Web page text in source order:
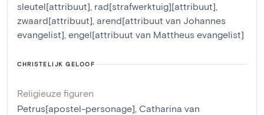
sleutel[attribuut], rad[strafwerktuig][attribuut],
zwaard[attribuut], arend[attribuut van Johannes
evangelist], engel[attribuut van Mattheus evangelist]
CHRISTELIJK GELOOF
Religieuze figuren
Petrus[apostel-personage], Catharina van